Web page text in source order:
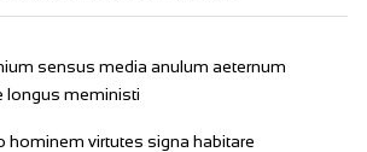
sensus media anulum aeternum
longus meministi
hominem virtutes signa habitare